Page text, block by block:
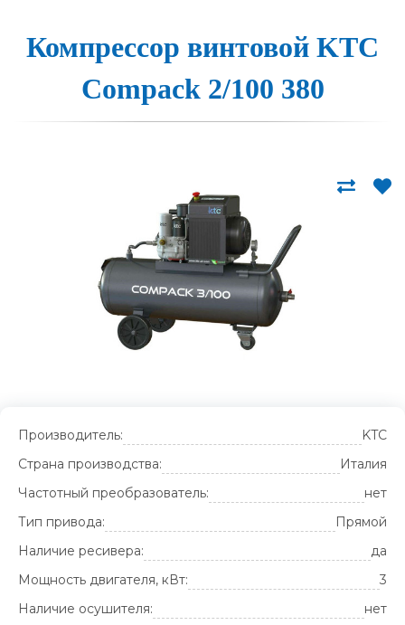
Компрессор вин­то­вой KTC
Compack 2/100 380
Производитель:
KTC
Страна производства:
Италия
Частотный преобразователь:
нет
Тип привода:
Прямой
Наличие ресивера:
да
Мощность двигателя, кВт:
3
Наличие осушителя:
нет